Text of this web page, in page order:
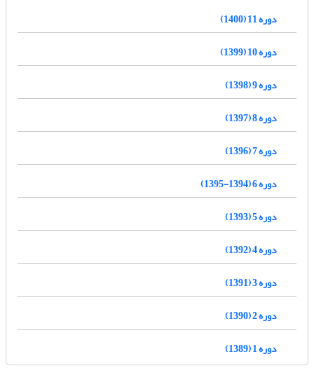
دوره 11 (1400)
دوره 10 (1399)
دوره 9 (1398)
دوره 8 (1397)
دوره 7 (1396)
دوره 6 (1394-1395)
دوره 5 (1393)
دوره 4 (1392)
دوره 3 (1391)
دوره 2 (1390)
دوره 1 (1389)